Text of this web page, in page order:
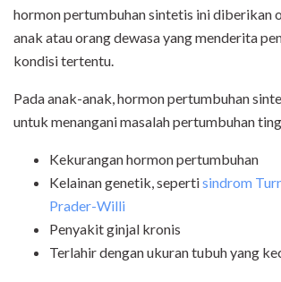
hormon pertumbuhan sintetis ini diberikan
anak atau orang dewasa yang menderita
kondisi tertentu.
Pada anak-anak, hormon pertumbuhan
untuk menangani masalah pertumbuhan
Kekurangan hormon pertumbuhan
Kelainan genetik, sepertisindrom
Prader-Willi
Penyakit ginjal kronis
Terlahir dengan ukuran tubuh yang